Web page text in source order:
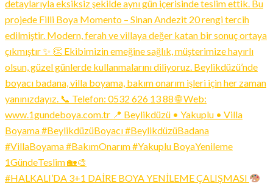
#HALKALI’DA 3+1 DAİRE BOYA YENİLEME ÇALIŞMASI